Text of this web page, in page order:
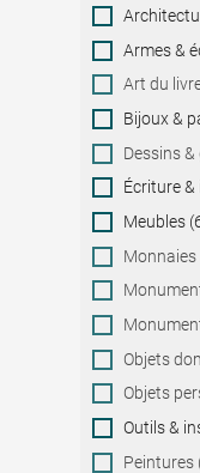
Category
Armes &
Art du
Bijoux &
Dessins
Écriture
Meubles
Monnaies
Objets
Objets
Outils &
Peintures